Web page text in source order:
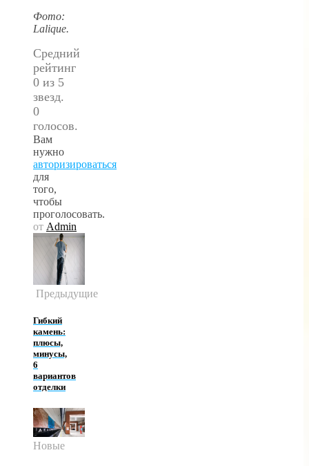
Фото:
Lalique.
Средний
рейтинг
0 из 5
звезд.
0
голосов.
Вам
нужно
авторизироваться
для
того,
чтобы
проголосовать.
от Admin
Предыдущие
Гибкий
камень:
плюсы,
минусы,
6
вариантов
отделки
Новые